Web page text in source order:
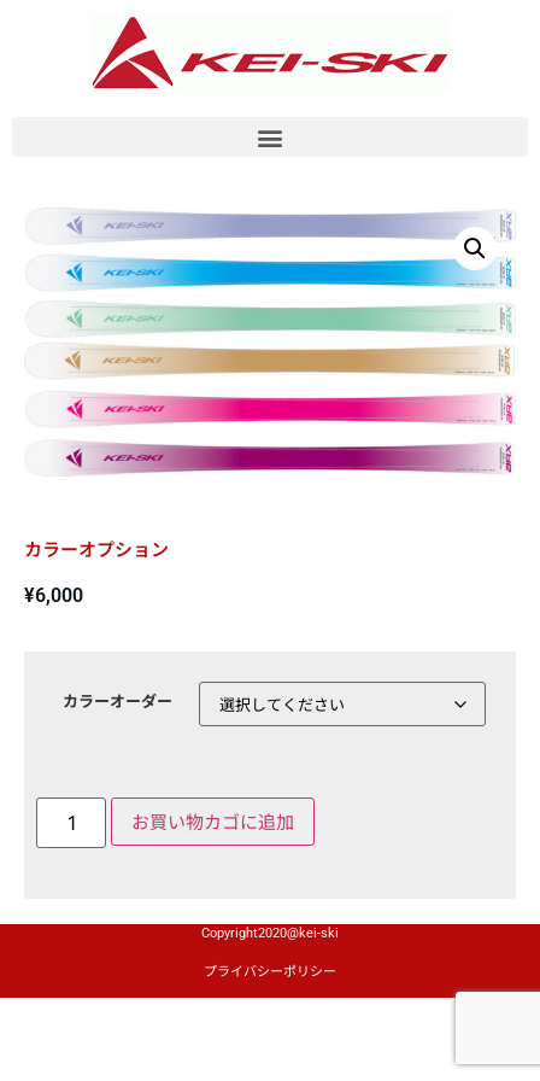
カラーオプション
¥6,000
カラーオーダー
お買い物カゴに追加
Copyright2020@kei-ski
プライバシーポリシー